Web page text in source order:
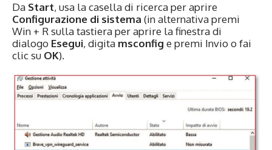
Da Start, usa la casella di ricerca per aprire
Configurazione di sistema (in alternativa premi
Win + R sulla tastiera per aprire la finestra di
dialogo Esegui, digita msconfig e premi Invio o fai
clic su OK).